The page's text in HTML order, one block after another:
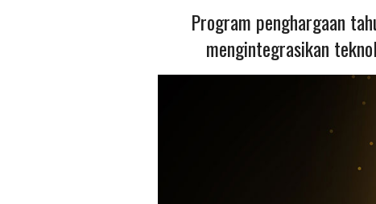
Program penghargaan
mengintegrasikan